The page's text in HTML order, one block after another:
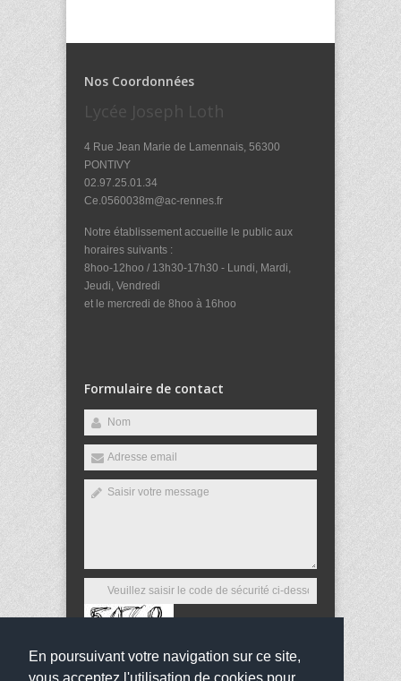
En poursuivant votre navigation sur ce site,
vous acceptez l'utilisation de cookies pour
Nos Coordonnées
Lycée Joseph Loth
4 Rue Jean Marie de Lamennais, 56300
PONTIVY
02.97.25.01.34
Ce.0560038m@ac-rennes.fr
Notre établissement accueille le public aux
horaires suivants :
8hoo-12hoo / 13h30-17h30 - Lundi, Mardi,
Jeudi, Vendredi
et le mercredi de 8hoo à 16hoo
Formulaire de contact
Envoyer